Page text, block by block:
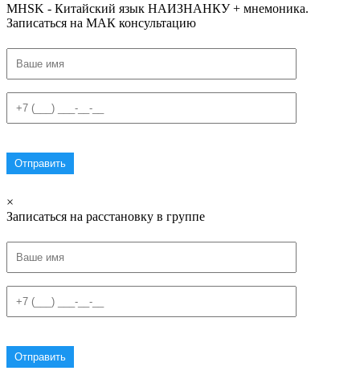
MHSK - Китайский язык НАИЗНАНКУ + мнемоника.
Записаться на МАК консультацию
×
Записаться на расстановку в группе